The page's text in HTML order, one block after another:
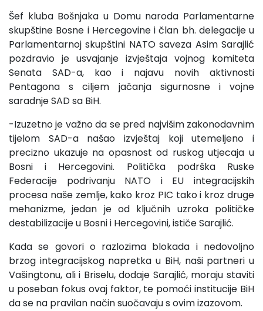
Šef kluba Bošnjaka u Domu naroda Parlamentarne
skupštine Bosne i Hercegovine i član bh. delegacije u
Parlamentarnoj skupštini NATO saveza Asim Sarajlić
pozdravio je usvajanje izvještaja vojnog komiteta
Senata SAD-a, kao i najavu novih aktivnosti
Pentagona s ciljem jačanja sigurnosne i vojne
saradnje SAD sa BiH.
-Izuzetno je važno da se pred najvišim zakonodavnim
tijelom SAD-a našao izvještaj koji utemeljeno i
precizno ukazuje na opasnost od ruskog utjecaja u
Bosni i Hercegovini. Politička podrška Ruske
Federacije podrivanju NATO i EU integracijskih
procesa naše zemlje, kako kroz PIC tako i kroz druge
mehanizme, jedan je od ključnih uzroka političke
destabilizacije u Bosni i Hercegovini, ističe Sarajlić.
Kada se govori o razlozima blokada i nedovoljno
brzog integracijskog napretka u BiH, naši partneri u
Vašingtonu, ali i Briselu, dodaje Sarajlić, moraju staviti
u poseban fokus ovaj faktor, te pomoći institucije BiH
da se na pravilan način suočavaju s ovim izazovom.